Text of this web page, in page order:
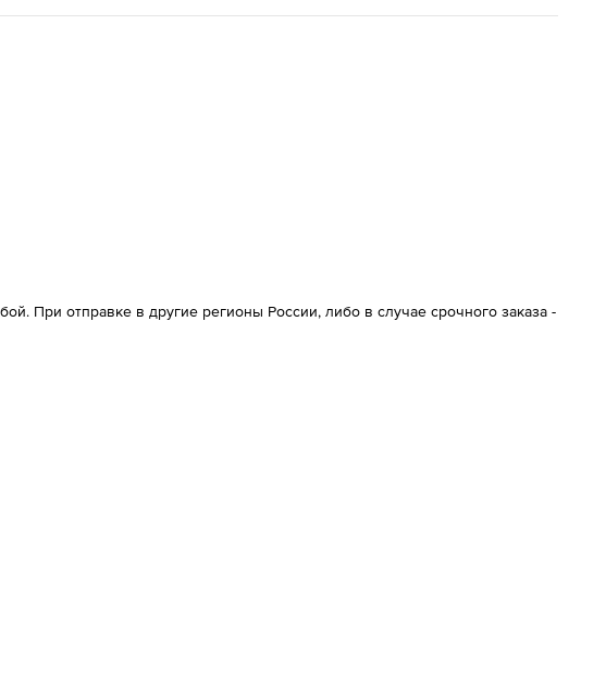
При отправке в другие регионы России, либо в случае срочного заказа -